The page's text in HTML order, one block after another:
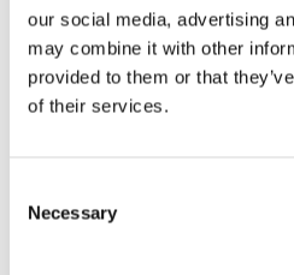
our social media, advertising
may combine it with other
provided to them or that
of their services.
Selection
Necessary